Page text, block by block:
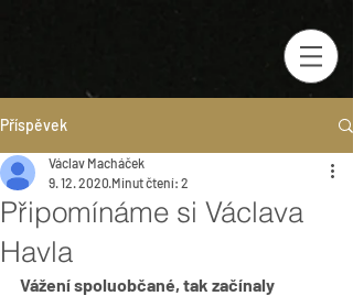
Příspěvek
Připomínáme si Václava
Havla
Václav Macháček
9. 12. 2020 Minut čtení: 2
Vážení spoluobčané, tak začínaly